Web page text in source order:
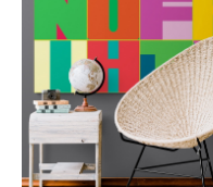
Связь с нами:
Из-за большого
спама предпочитаем
через мессенджеры.
канал — Max
мы оперативно
ridsloft@gmail.com
+7 958 581 3200